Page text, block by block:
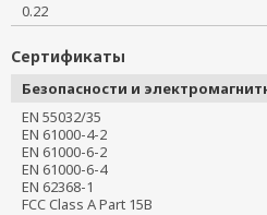
0.22
Сертификаты
Безопасности и
EN 55032/35
EN 61000-4-2
EN 61000-6-2
EN 61000-6-4
EN 62368-1
FCC Class A Part 15B